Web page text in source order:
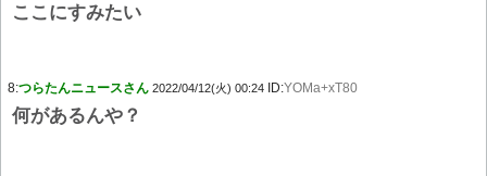
ここにすみたい
8:つらたんニュースさん 2022/04/12(火) 00:24 ID:YOMa+xT80
何があるんや？